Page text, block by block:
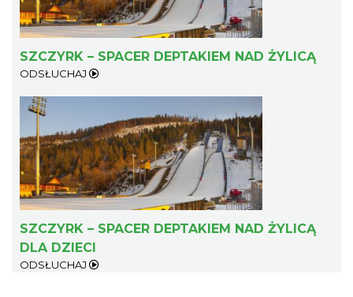
SZCZYRK – SPACER DEPTAKIEM NAD ŻYLICĄ
ODSŁUCHAJ
SZCZYRK – SPACER DEPTAKIEM NAD ŻYLICĄ
DLA DZIECI
ODSŁUCHAJ